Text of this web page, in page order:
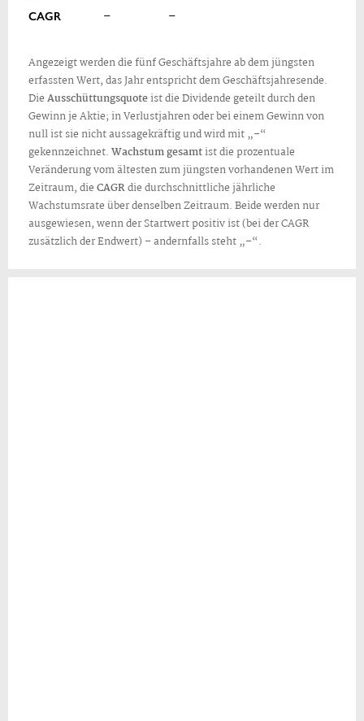
CAGR – –
Angezeigt werden die fünf Geschäftsjahre ab dem jüngsten
erfassten Wert, das Jahr entspricht dem Geschäftsjahresende.
DieAusschüttungsquoteist die Dividende geteilt durch den
Gewinn je Aktie; in Verlustjahren oder bei einem Gewinn von
null ist sie nicht aussagekräftig und wird mit „–“
gekennzeichnet.Wachstum gesamtist die prozentuale
Veränderung vom ältesten zum jüngsten vorhandenen Wert im
Zeitraum, dieCAGRdie durchschnittliche jährliche
Wachstumsrate über denselben Zeitraum. Beide werden nur
ausgewiesen, wenn der Startwert positiv ist (bei der CAGR
zusätzlich der Endwert) – andernfalls steht „–“.